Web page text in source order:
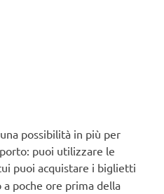
possibilità in più per
puoi utilizzare le
puoi acquistare i biglietti
poche ore prima della